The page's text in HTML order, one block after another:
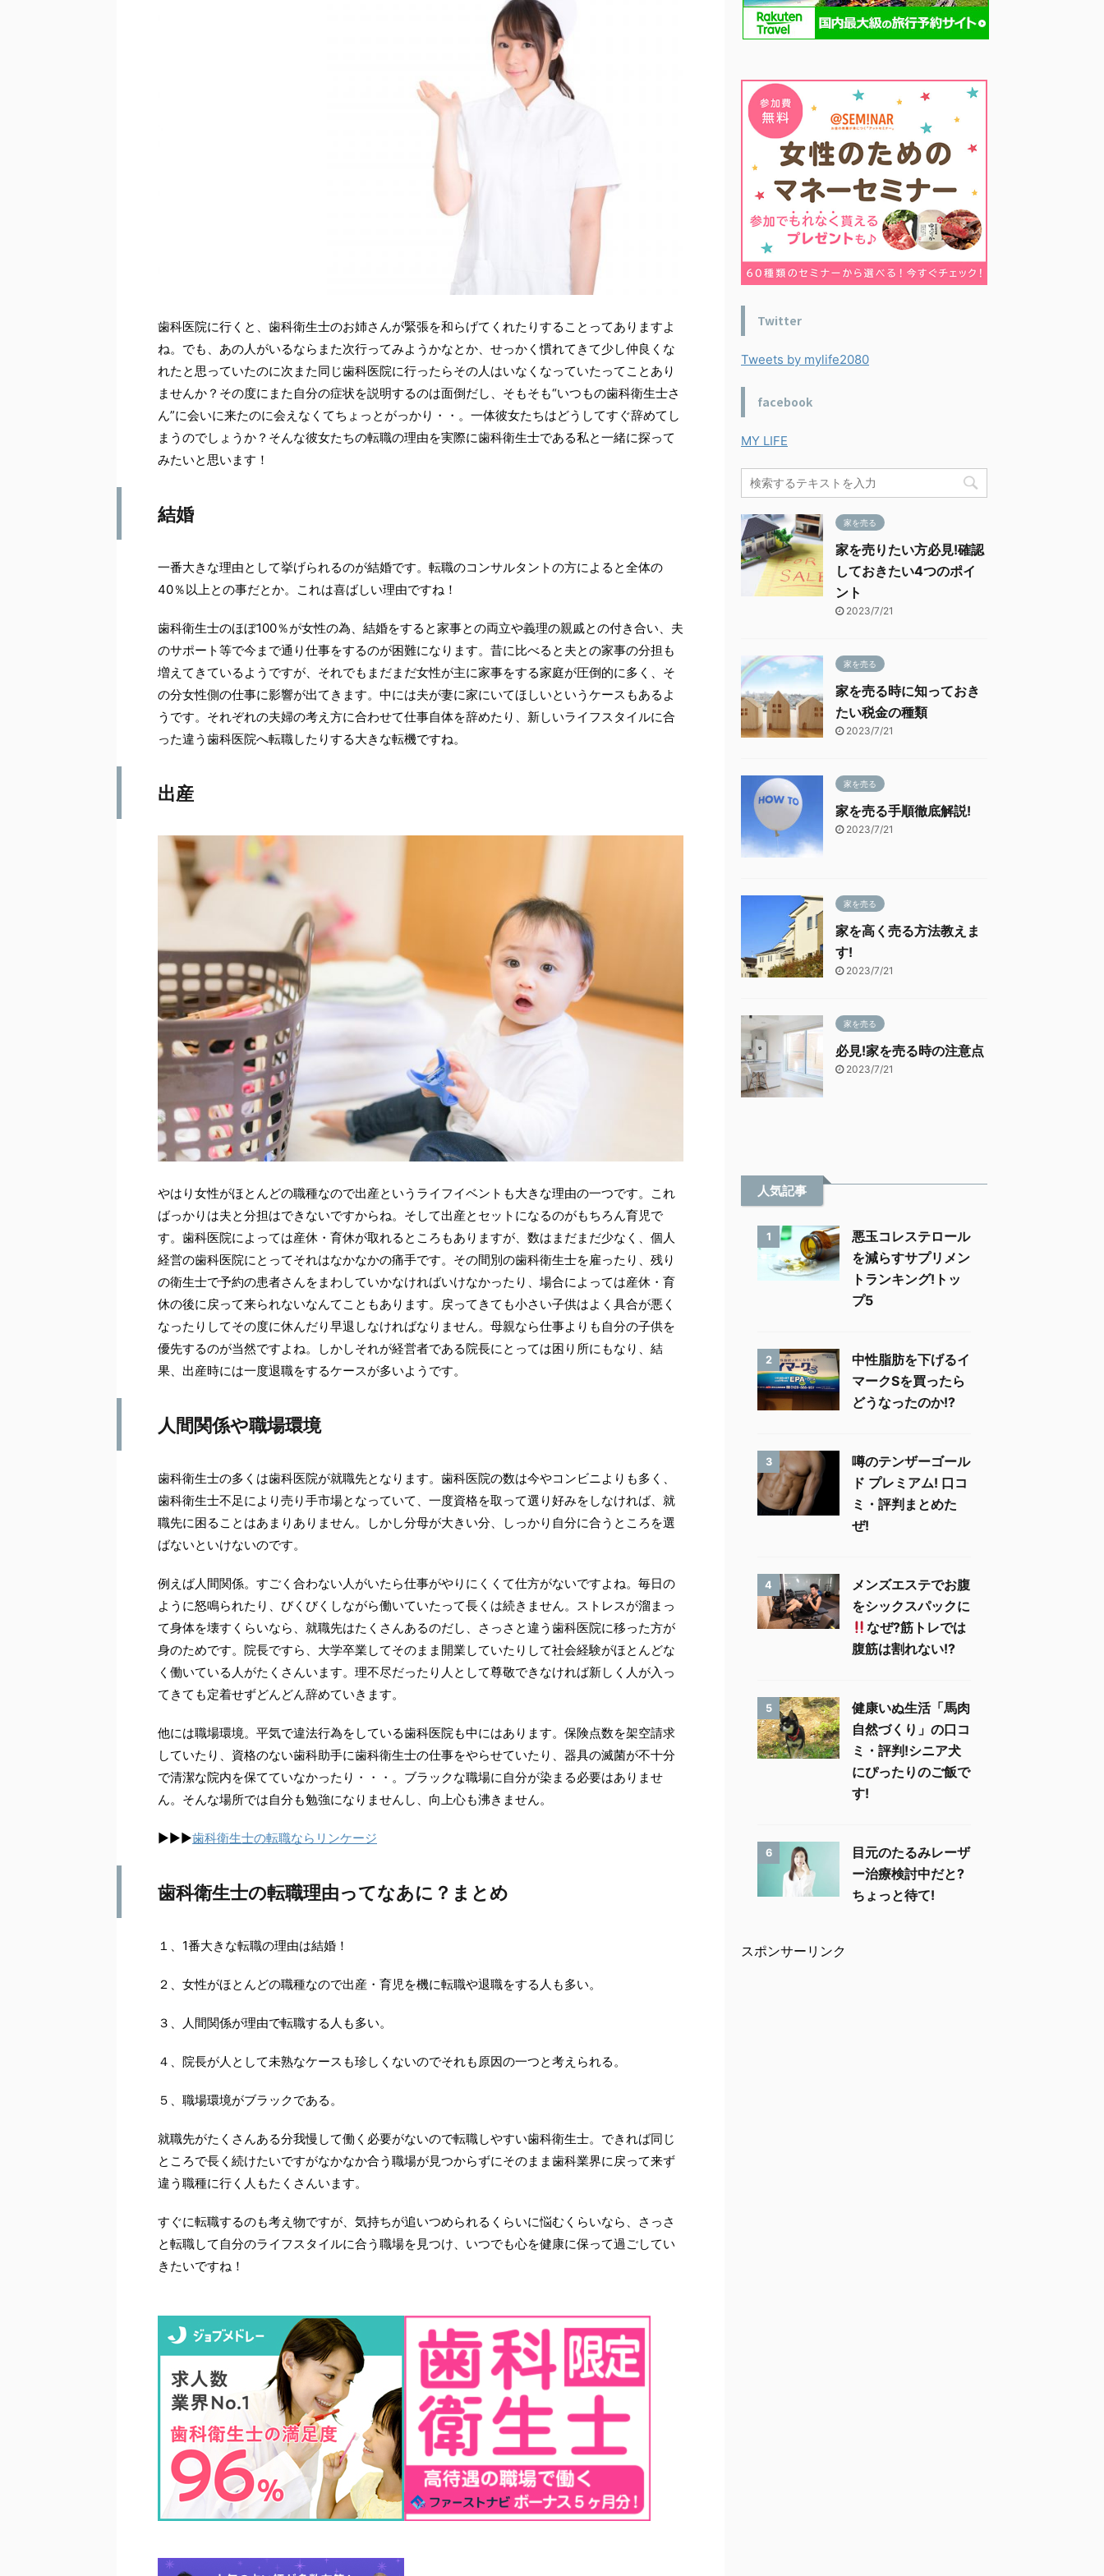
歯科医院に行くと、歯科衛生士のお姉さんが緊張を和らげてくれたりすることってありますよ
ね。でも、あの人がいるならまた次行ってみようかなとか、せっかく慣れてきて少し仲良くな
れたと思っていたのに次また同じ歯科医院に行ったらその人はいなくなっていたってことあり
ませんか？その度にまた自分の症状を説明するのは面倒だし、そもそも“いつもの歯科衛生士さ
ん”に会いに来たのに会えなくてちょっとがっかり・・。一体彼女たちはどうしてすぐ辞めてし
まうのでしょうか？そんな彼女たちの転職の理由を実際に歯科衛生士である私と一緒に探って
みたいと思います！
結婚
一番大きな理由として挙げられるのが結婚です。転職のコンサルタントの方によると全体の
40％以上との事だとか。これは喜ばしい理由ですね！
歯科衛生士のほぼ100％が女性の為、結婚をすると家事との両立や義理の親戚との付き合い、夫
のサポート等で今まで通り仕事をするのが困難になります。昔に比べると夫との家事の分担も
増えてきているようですが、それでもまだまだ女性が主に家事をする家庭が圧倒的に多く、そ
の分女性側の仕事に影響が出てきます。中には夫が妻に家にいてほしいというケースもあるよ
うです。それぞれの夫婦の考え方に合わせて仕事自体を辞めたり、新しいライフスタイルに合
った違う歯科医院へ転職したりする大きな転機ですね。
出産
やはり女性がほとんどの職種なので出産というライフイベントも大きな理由の一つです。これ
ばっかりは夫と分担はできないですからね。そして出産とセットになるのがもちろん育児で
す。歯科医院によっては産休・育休が取れるところもありますが、数はまだまだ少なく、個人
経営の歯科医院にとってそれはなかなかの痛手です。その間別の歯科衛生士を雇ったり、残り
の衛生士で予約の患者さんをまわしていかなければいけなかったり、場合によっては産休・育
休の後に戻って来られないなんてこともあります。戻ってきても小さい子供はよく具合が悪く
なったりしてその度に休んだり早退しなければなりません。母親なら仕事よりも自分の子供を
優先するのが当然ですよね。しかしそれが経営者である院長にとっては困り所にもなり、結
果、出産時には一度退職をするケースが多いようです。
人間関係や職場環境
歯科衛生士の多くは歯科医院が就職先となります。歯科医院の数は今やコンビニよりも多く、
歯科衛生士不足により売り手市場となっていて、一度資格を取って選り好みをしなければ、就
職先に困ることはあまりありません。しかし分母が大きい分、しっかり自分に合うところを選
ばないといけないのです。
例えば人間関係。すごく合わない人がいたら仕事がやりにくくて仕方がないですよね。毎日の
ように怒鳴られたり、びくびくしながら働いていたって長くは続きません。ストレスが溜まっ
て身体を壊すくらいなら、就職先はたくさんあるのだし、さっさと違う歯科医院に移った方が
身のためです。院長ですら、大学卒業してそのまま開業していたりして社会経験がほとんどな
く働いている人がたくさんいます。理不尽だったり人として尊敬できなければ新しく人が入っ
てきても定着せずどんどん辞めていきます。
他には職場環境。平気で違法行為をしている歯科医院も中にはあります。保険点数を架空請求
していたり、資格のない歯科助手に歯科衛生士の仕事をやらせていたり、器具の滅菌が不十分
で清潔な院内を保てていなかったり・・・。ブラックな職場に自分が染まる必要はありませ
ん。そんな場所では自分も勉強になりませんし、向上心も沸きません。
▶︎▶︎▶︎歯科衛生士の転職ならリンケージ
歯科衛生士の転職理由ってなあに？まとめ
１、1番大きな転職の理由は結婚！
２、女性がほとんどの職種なので出産・育児を機に転職や退職をする人も多い。
３、人間関係が理由で転職する人も多い。
４、院長が人として未熟なケースも珍しくないのでそれも原因の一つと考えられる。
５、職場環境がブラックである。
就職先がたくさんある分我慢して働く必要がないので転職しやすい歯科衛生士。できれば同じ
ところで長く続けたいですがなかなか合う職場が見つからずにそのまま歯科業界に戻って来ず
違う職種に行く人もたくさんいます。
すぐに転職するのも考え物ですが、気持ちが追いつめられるくらいに悩むくらいなら、さっさ
と転職して自分のライフスタイルに合う職場を見つけ、いつでも心を健康に保って過ごしてい
きたいですね！
Twitter
Tweets by mylife2080
facebook
MY LIFE
家を売る
家を売りたい方必見!確認
しておきたい4つのポイ
ント
2023/7/21
家を売る
家を売る時に知っておき
たい税金の種類
2023/7/21
家を売る
家を売る手順徹底解説!
2023/7/21
家を売る
家を高く売る方法教えま
す!
2023/7/21
家を売る
必見!家を売る時の注意点
2023/7/21
人気記事
1
悪玉コレステロール
を減らすサプリメン
トランキング!トッ
プ5
2
中性脂肪を下げるイ
マークSを買ったら
どうなったのか!?
3
噂のテンザーゴール
ド プレミアム! 口コ
ミ・評判まとめた
ぜ!
4
メンズエステでお腹
をシックスパックに
なぜ?筋トレでは
腹筋は割れない!?
5
健康いぬ生活「馬肉
自然づくり」の口コ
ミ・評判!シニア犬
にぴったりのご飯で
す!
6
目元のたるみレーザ
ー治療検討中だと?
ちょっと待て!
スポンサーリンク